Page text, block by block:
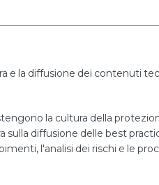
e la diffusione dei contenuti
la cultura della
sulla diffusione delle best
l'analisi dei rischi e le